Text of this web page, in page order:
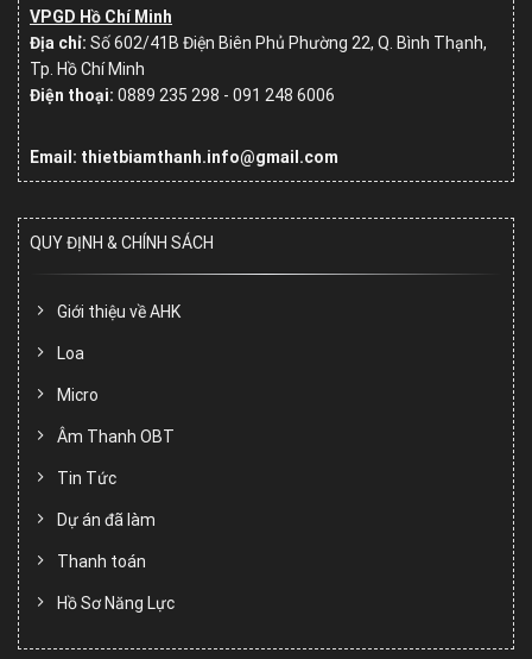
VPGD Hồ Chí Minh
Địa chỉ: Số602/41B Điện Biên Phủ Phường 22, Q. Bình Thạnh,
Tp. Hồ Chí Minh
Điện thoại: 0889 235 298 - 091 248 6006
Email: thietbiamthanh.info@gmail.com
QUY ĐỊNH & CHÍNH SÁCH
Giới thiệu về AHK
Loa
Micro
Âm Thanh OBT
Tin Tức
Dự án đã làm
Thanh toán
Hồ Sơ Năng Lực